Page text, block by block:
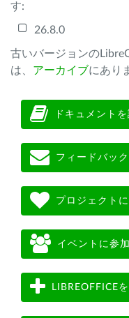
す:
26.8.0
古いバージョンの
は、 アーカイブにあり
ドキュメント
フィードバッ
プロジェクト
イベントに参
LIBREOFFICE